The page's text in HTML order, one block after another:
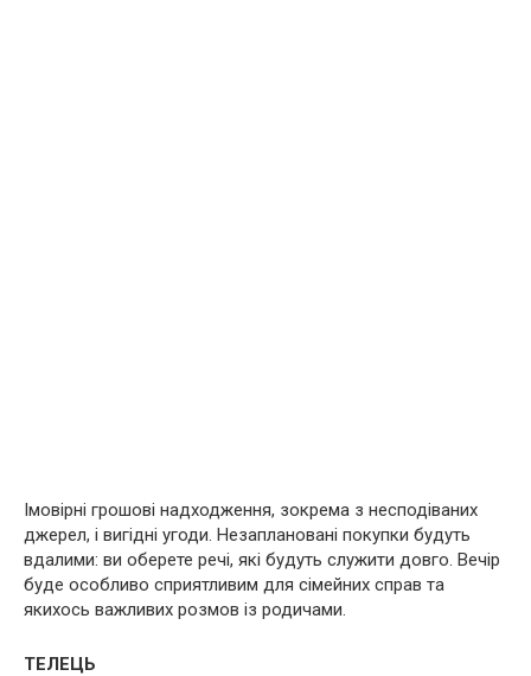
Імовірні грошові надходження, зокрема з несподіваних
джерел, і вигідні угоди. Незаплановані покупки будуть
вдалими: ви оберете речі, які будуть служити довго. Вечір
буде особливо сприятливим для сімейних справ та
якихось важливих розмов із родичами.
ТЕЛЕЦЬ